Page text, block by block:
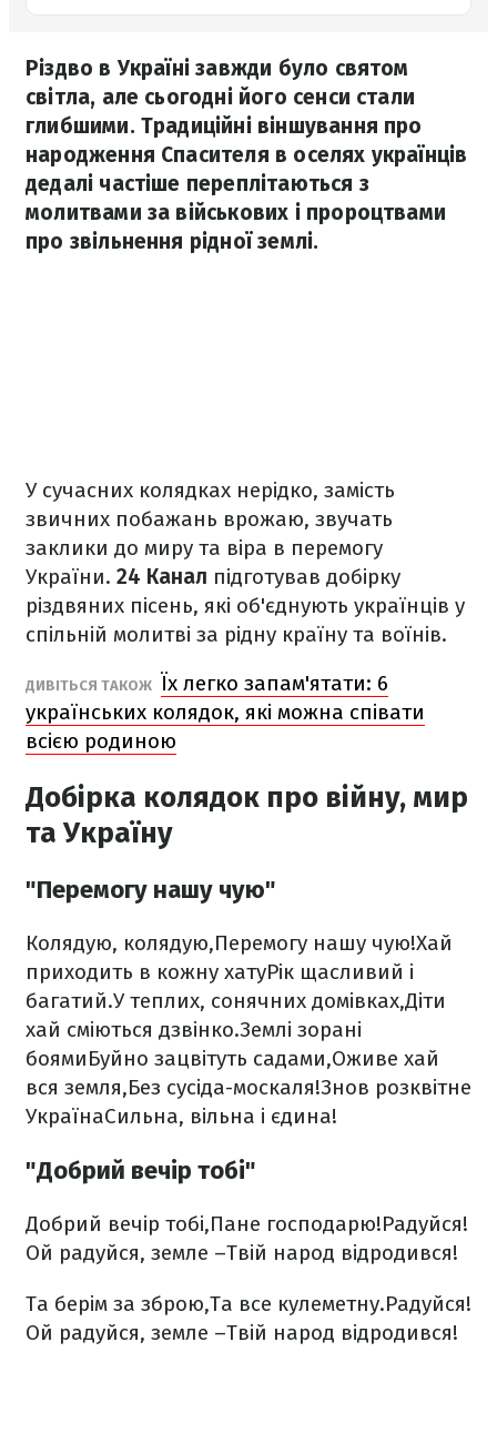
Різдво в Україні завжди було святом
світла, але сьогодні його сенси стали
глибшими. Традиційні віншування про
народження Спасителя в оселях українців
дедалі частіше переплітаються з
молитвами за військових і пророцтвами
про звільнення рідної землі.
У сучасних колядках нерідко, замість
звичних побажань врожаю, звучать
заклики до миру та віра в перемогу
України. 24 Канал підготував добірку
різдвяних пісень, які об'єднують українців у
спільній молитві за рідну країну та воїнів.
ДИВІТЬСЯ ТАКОЖ
Їх легко запам'ятати: 6
українських колядок, які можна співати
всією родиною
Добірка колядок про війну, мир
та Україну
"Перемогу нашу чую"
Колядую, колядую,Перемогу нашу чую!Хай
приходить в кожну хатуРік щасливий і
багатий.У теплих, сонячних домівках,Діти
хай сміються дзвінко.Землі зорані
боямиБуйно зацвітуть садами,Оживе хай
вся земля,Без сусіда-москаля!Знов розквітне
УкраїнаСильна, вільна і єдина!
"Добрий вечір тобі"
Добрий вечір тобі,Пане господарю!Радуйся!
Ой радуйся, земле –Твій народ відродився!
Та берім за зброю,Та все кулеметну.Радуйся!
Ой радуйся, земле –Твій народ відродився!